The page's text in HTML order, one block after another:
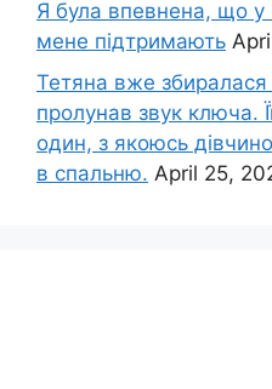
Я була впевнена, що у
мене підтримають
Тетяна вже
пролунав звук ключа.
один, з якоюсь
в спальню. April 25,